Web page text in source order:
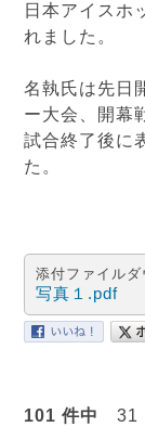
日本アイス
れました。
名執氏は先日
ー大会、開幕
試合終了後に
た。
添付ファイルダ
写真１.pdf
101 件中 31